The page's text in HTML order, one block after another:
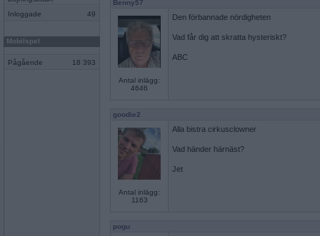
Inloggade 49
Mobilspel
Pågående 18 393
Benny57
Antal inlägg:
4646
Den förbannade nördigheten
Vad får dig att skratta hysteriskt?
ABC
goodie2
Antal inlägg:
1163
Alla bistra cirkusclowner
Vad händer härnäst?
Jet
pogu